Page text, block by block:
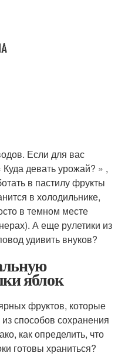
Если для вас
девать урожай? » ,
в пастилу фрукты
в холодильнике,
в темном месте
А еще рулетики из
удивить внуков?
яблок
фруктов, которые
способов сохранения
как определить, что
готовы храниться?